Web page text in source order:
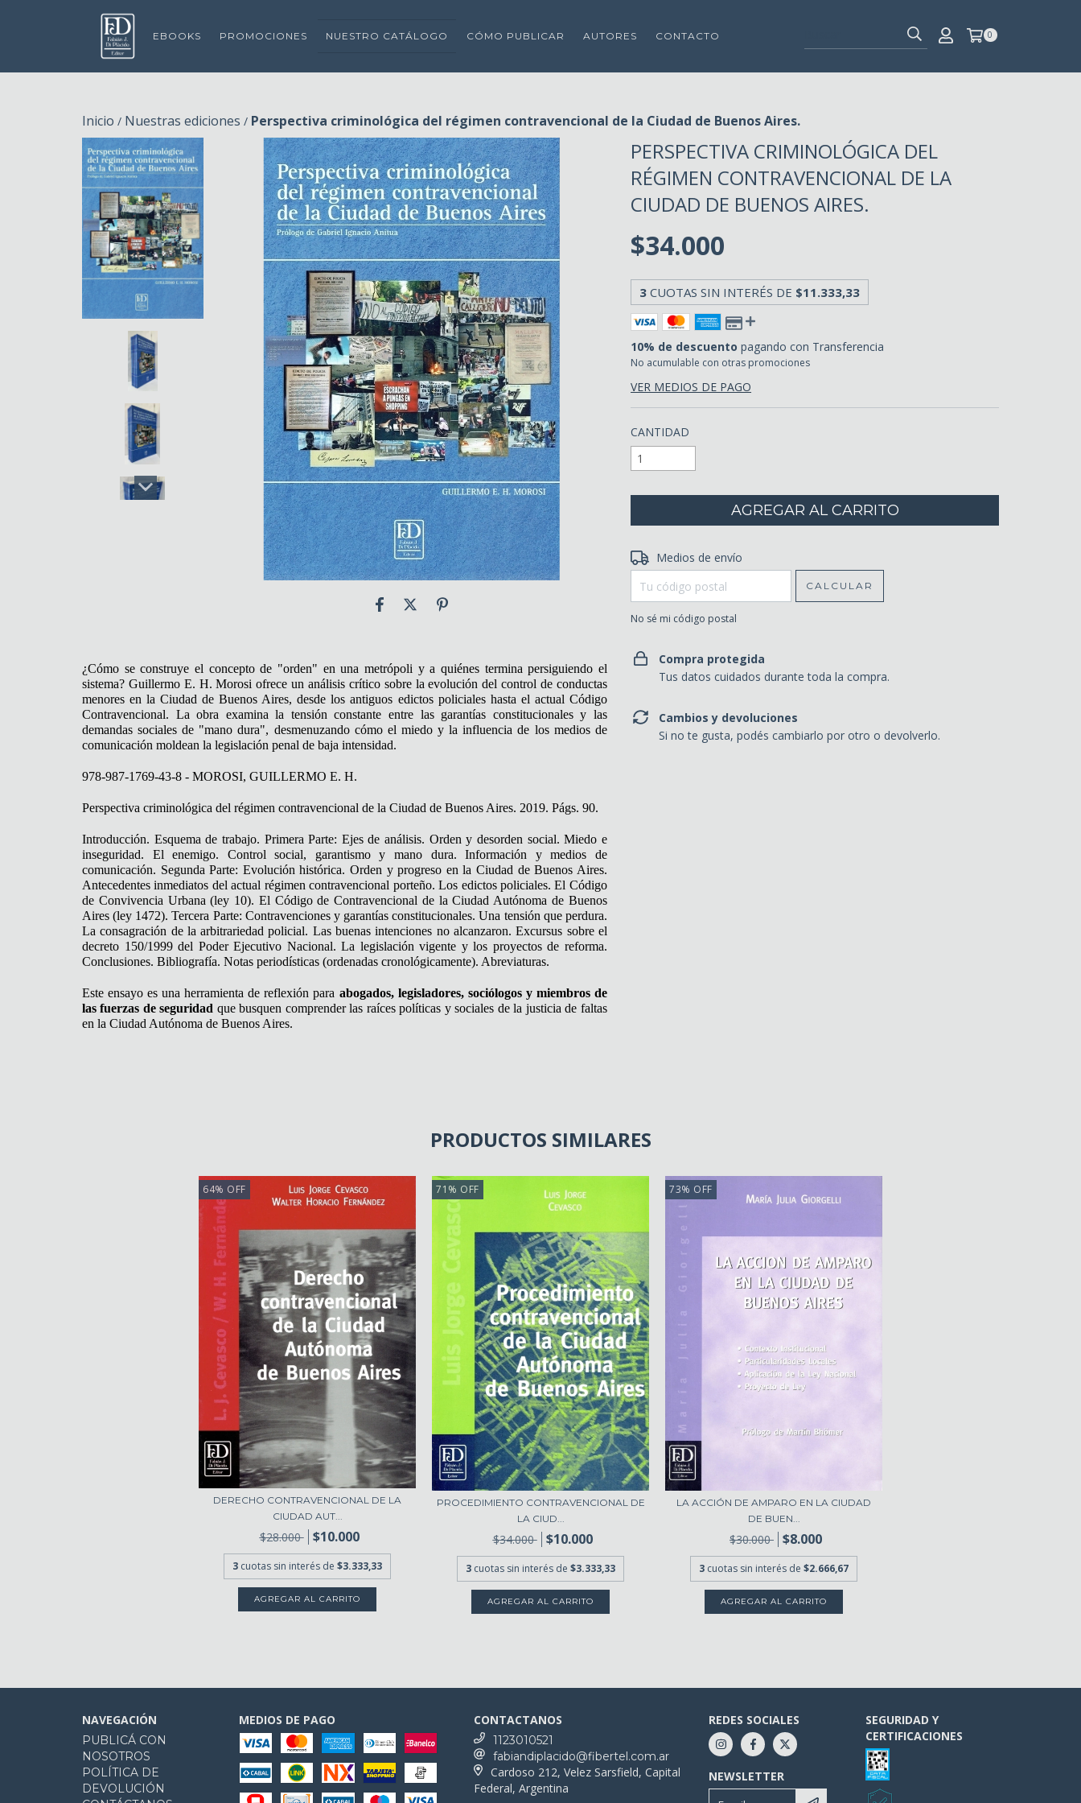
EBOOKS PROMOCIONES NUESTRO CATÁLOGO CÓMO PUBLICAR AUTORES CONTACTO 0
Inicio / Nuestras ediciones / Perspectiva criminológica del régimen contravencional de la Ciudad de Buenos Aires.
¿Cómo se construye el concepto de "orden" en una metrópoli y a quiénes termina persiguiendo el
sistema? Guillermo E. H. Morosi ofrece un análisis crítico sobre la evolución del control de conductas
menores en la Ciudad de Buenos Aires, desde los antiguos edictos policiales hasta el actual Código
Contravencional. La obra examina la tensión constante entre las garantías constitucionales y las
demandas sociales de "mano dura", desmenuzando cómo el miedo y la influencia de los medios de
comunicación moldean la legislación penal de baja intensidad.
978-987-1769-43-8 - MOROSI, GUILLERMO E. H.
Perspectiva criminológica del régimen contravencional de la Ciudad de Buenos Aires. 2019. Págs. 90.
Introducción. Esquema de trabajo. Primera Parte: Ejes de análisis. Orden y desorden social. Miedo e
inseguridad. El enemigo. Control social, garantismo y mano dura. Información y medios de
comunicación. Segunda Parte: Evolución histórica. Orden y progreso en la Ciudad de Buenos Aires.
Antecedentes inmediatos del actual régimen contravencional porteño. Los edictos policiales. El Código
de Convivencia Urbana (ley 10). El Código de Contravencional de la Ciudad Autónoma de Buenos
Aires (ley 1472). Tercera Parte: Contravenciones y garantías constitucionales. Una tensión que perdura.
La consagración de la arbitrariedad policial. Las buenas intenciones no alcanzaron. Excursus sobre el
decreto 150/1999 del Poder Ejecutivo Nacional. La legislación vigente y los proyectos de reforma.
Conclusiones. Bibliografía. Notas periodísticas (ordenadas cronológicamente). Abreviaturas.
Este ensayo es una herramienta de reflexión para abogados, legisladores, sociólogos y miembros de
las fuerzas de seguridad que busquen comprender las raíces políticas y sociales de la justicia de faltas
en la Ciudad Autónoma de Buenos Aires.
PERSPECTIVA CRIMINOLÓGICA DEL
RÉGIMEN CONTRAVENCIONAL DE LA
CIUDAD DE BUENOS AIRES.
$34.000
3 CUOTAS SIN INTERÉS DE $11.333,33
10% de descuento pagando con Transferencia
No acumulable con otras promociones
VER MEDIOS DE PAGO
CANTIDAD
Entregas para el CP:
Medios de envío
CALCULAR
No sé mi código postal
Compra protegida
Tus datos cuidados durante toda la compra.
Cambios y devoluciones
Si no te gusta, podés cambiarlo por otro o devolverlo.
PRODUCTOS SIMILARES
64% OFF
DERECHO CONTRAVENCIONAL DE LA
CIUDAD AUT...
$28.000 $10.000
3 cuotas sin interés de $3.333,33
71 % OFF
PROCEDIMIENTO CONTRAVENCIONAL DE
LA CIUD...
$34.000 $10.000
3 cuotas sin interés de $3.333,33
73% OFF
LA ACCIÓN DE AMPARO EN LA CIUDAD
DE BUEN...
$30.000 $8.000
3 cuotas sin interés de $2.666,67
NAVEGACIÓN
PUBLICÁ CON
NOSOTROS
POLÍTICA DE
DEVOLUCIÓN
MEDIOS DE PAGO CONTACTANOS
1123010521
fabiandiplacido@fibertel.com.ar
Cardoso 212, Velez Sarsfield, Capital
Federal, Argentina
REDES SOCIALES
NEWSLETTER
SEGURIDAD Y
CERTIFICACIONES